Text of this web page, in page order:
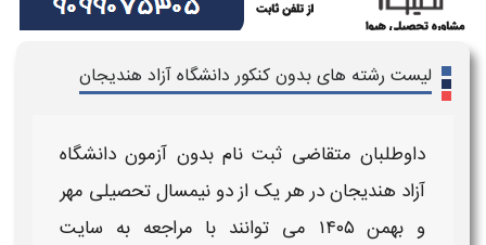
لیست رشته های بدون کنکور دانشگاه آزاد هندیجان
داوطلبان متقاضی ثبت نامبدون آزمون دانشگاه
آزاد هندیجاندر هر یک از دو نیمسال تحصیلی مهر
و بهمن ۱۴۰۵ می توانند با مراجعه به سایت